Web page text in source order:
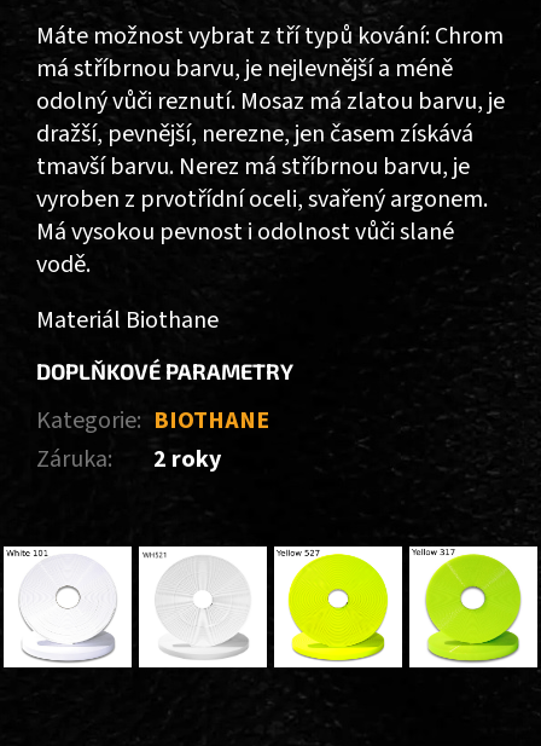
Máte možnost vybrat z tří typů kování: Chrom
má stříbrnou barvu, je nejlevnější a méně
odolný vůči reznutí. Mosaz má zlatou barvu, je
dražší, pevnější, nerezne, jen časem získává
tmavší barvu. Nerez má stříbrnou barvu, je
vyroben z prvotřídní oceli, svařený argonem.
Má vysokou pevnost i odolnost vůči slané
vodě.
Materiál Biothane
DOPLŇKOVÉ PARAMETRY
Kategorie: BIOTHANE
Záruka: 2 roky